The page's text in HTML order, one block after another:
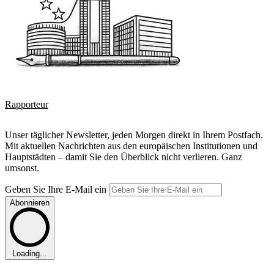
Rapporteur
Unser täglicher Newsletter, jeden Morgen direkt in Ihrem Postfach.
Mit aktuellen Nachrichten aus den europäischen Institutionen und
Hauptstädten – damit Sie den Überblick nicht verlieren. Ganz
umsonst.
Geben Sie Ihre E-Mail ein
Abonnieren
Loading...